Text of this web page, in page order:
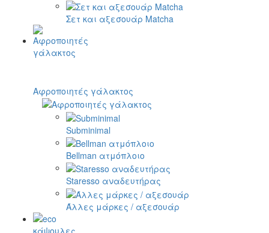
Σετ και αξεσουάρ Matcha
Αφροποιητές γάλακτος
Subminimal
Bellman ατμόπλοιο
Staresso αναδευτήρας
Άλλες μάρκες / αξεσουάρ